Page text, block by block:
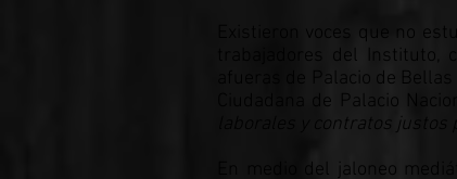
Existieron voces que no
trabajadores del
afueras de Palacio de
Ciudadana de Palacio
laborales y contratos
En medio del jaloneo